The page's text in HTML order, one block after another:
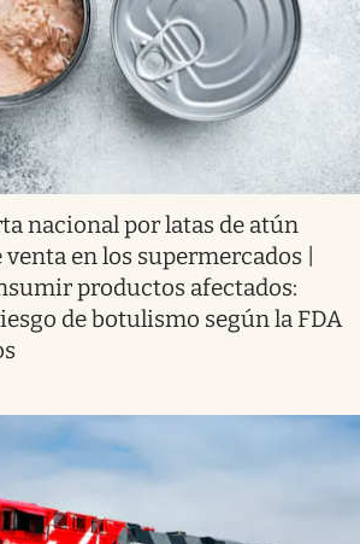
nacional por latas de atún
en los supermercados |
productos afectados:
de botulismo según la FDA